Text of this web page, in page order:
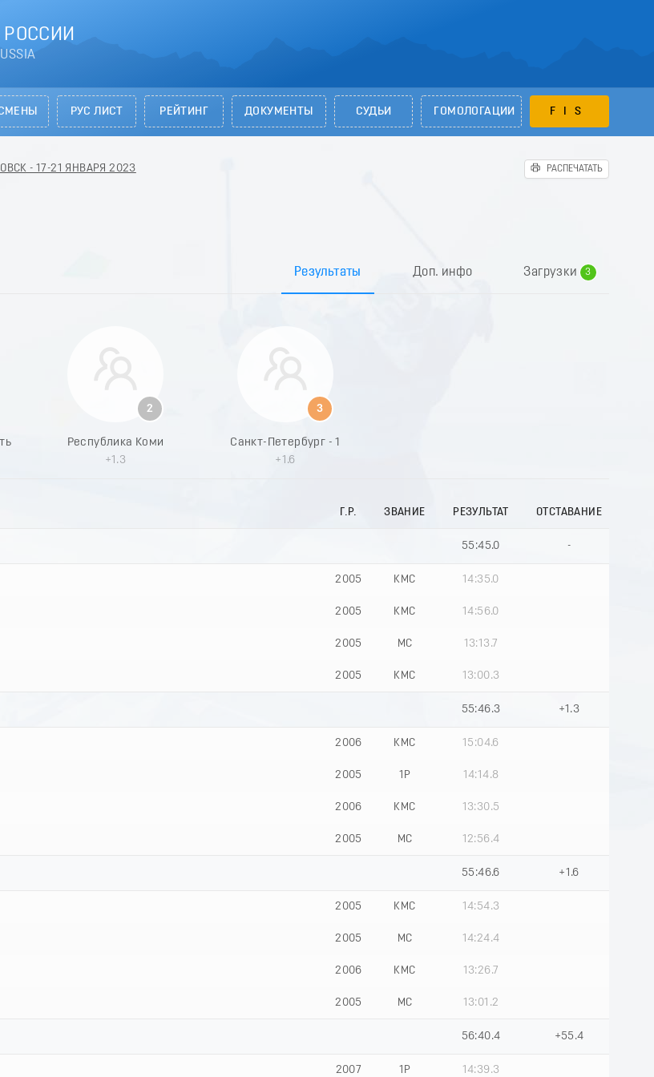
РУС ЛИСТ РЕЙТИНГ ДОКУМЕНТЫ СУДЬИ ГОМОЛОГАЦИИ FIS
- 17-21 ЯНВАРЯ 2023 РАСПЕЧАТАТЬ
Результаты Доп. инфо Загрузки
3
8
2
Республика Коми
+1.3
3
Санкт-Петербург - 1
+1.6
Г.Р. ЗВАНИЕ РЕЗУЛЬТАТ ОТСТАВАНИЕ
55:45.0 -
2005 КМС 14:35.0
2005 КМС 14:56.0
2005 МС 13:13.7
2005 КМС 13:00.3
55:46.3 +1.3
2006 КМС 15:04.6
2005 1Р 14:14.8
2006 КМС 13:30.5
2005 МС 12:56.4
55:46.6 +1.6
2005 КМС 14:54.3
2005 МС 14:24.4
2006 КМС 13:26.7
2005 МС 13:01.2
56:40.4 +55.4
2007 1Р 14:39.3